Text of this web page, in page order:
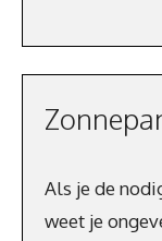
Als je de
weet je